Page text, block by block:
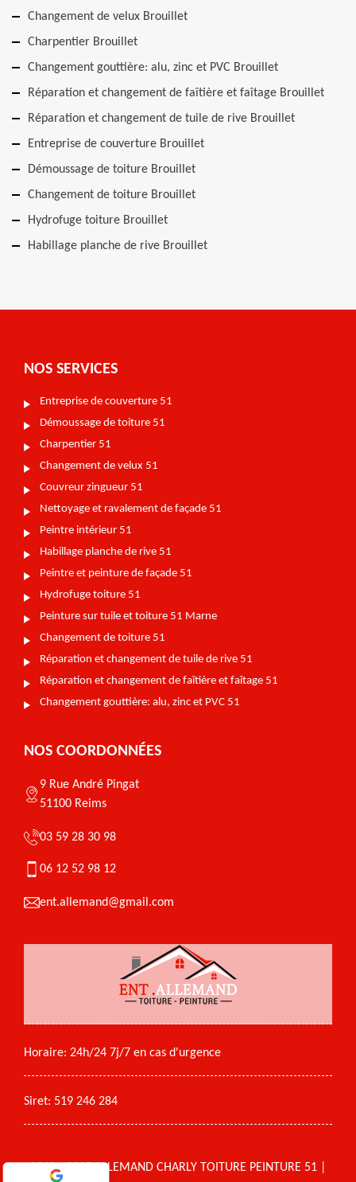
Changement de velux Brouillet
Charpentier Brouillet
Changement gouttière: alu, zinc et PVC Brouillet
Réparation et changement de faîtière et faîtage Brouillet
Réparation et changement de tuile de rive Brouillet
Entreprise de couverture Brouillet
Démoussage de toiture Brouillet
Changement de toiture Brouillet
Hydrofuge toiture Brouillet
Habillage planche de rive Brouillet
NOS SERVICES
Entreprise de couverture 51
Démoussage de toiture 51
Charpentier 51
Changement de velux 51
Couvreur zingueur 51
Nettoyage et ravalement de façade 51
Peintre intérieur 51
Habillage planche de rive 51
Peintre et peinture de façade 51
Hydrofuge toiture 51
Peinture sur tuile et toiture 51 Marne
Changement de toiture 51
Réparation et changement de tuile de rive 51
Réparation et changement de faîtière et faîtage 51
Changement gouttière: alu, zinc et PVC 51
NOS COORDONNÉES
9 Rue André Pingat
51100 Reims
03 59 28 30 98
06 12 52 98 12
ent.allemand@gmail.com
Horaire: 24h/24 7j/7 en cas d'urgence
Siret: 519 246 284
2018 - 2025 ALLEMAND CHARLY TOITURE PEINTURE 51 |